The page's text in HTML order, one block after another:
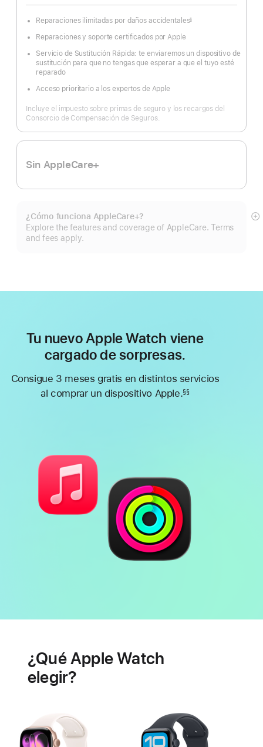
Reparaciones ilimitadas por daños accidentales
Nota
pie
§
Reparaciones y soporte certificados por Apple
Servicio de Sustitución Rápida: te enviaremos un dispositivo de
sustitución para que no tengas que esperar a que el tuyo esté
reparado
Acceso prioritario a los expertos de Apple
Incluye el impuesto sobre primas de seguro y los recargos del
Consorcio de Compensación de Seguros.
Sin AppleCare+
¿Cómo funciona AppleCare+?
Explore the features and coverage of AppleCare. Terms
and fees apply.
Tu nuevo Apple Watch viene
cargado de sorpresas.
Consigue 3 meses gratis en distintos servicios
al comprar un dispositivo Apple.§§
cardiaca
¿Qué Apple Watch
elegir?